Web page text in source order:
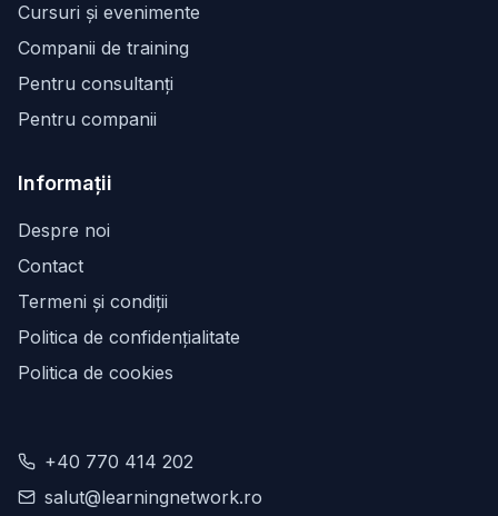
Cursuri și evenimente
Companii de training
Pentru consultanți
Pentru companii
Informații
Despre noi
Contact
Termeni și condiții
Politica de confidențialitate
Politica de cookies
+40 770 414 202
salut@learningnetwork.ro